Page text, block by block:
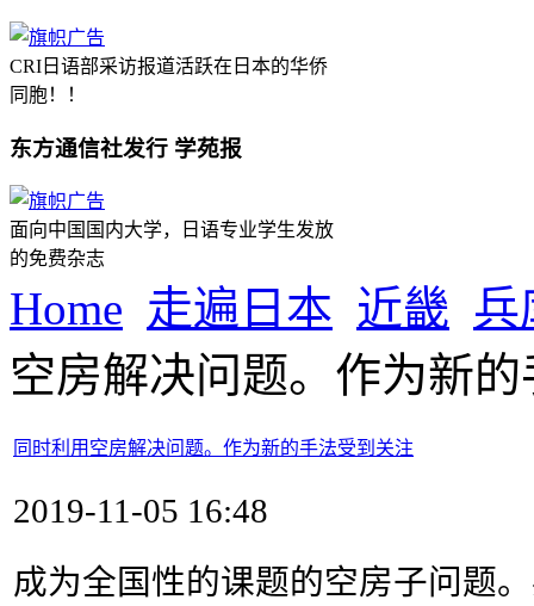
CRI日语部采访报道活跃在日本的华侨
同胞！！
东方通信社发行 学苑报
面向中国国内大学，日语专业学生发放
的免费杂志
Home 走遍日本 近畿 兵
空房解决问题。作为新
同时利用空房解决问题。作为新的手法受到关注
2019-11-05 16:48
成为全国性的课题的空房子问题